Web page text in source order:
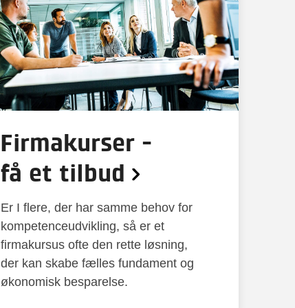
Firmakurser -
få et tilbud
Er I flere, der har samme behov for
kompetenceudvikling, så er et
firmakursus ofte den rette løsning,
der kan skabe fælles fundament og
økonomisk besparelse.